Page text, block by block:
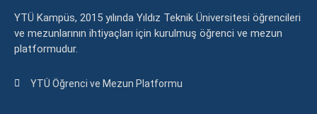
YTÜ Kampüs, 2015 yılında Yıldız Teknik Üniversitesi öğrencileri
ve mezunlarının ihtiyaçları için kurulmuş öğrenci ve mezun
platformudur.
YTÜ Öğrenci ve Mezun Platformu